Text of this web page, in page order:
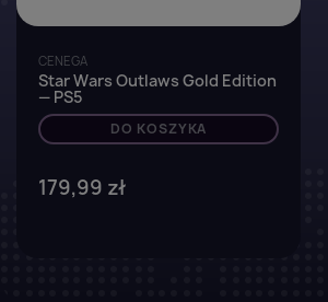
CENEGA
Star Wars Outlaws Gold Edition
— PS5
DO KOSZYKA
179,99 zł